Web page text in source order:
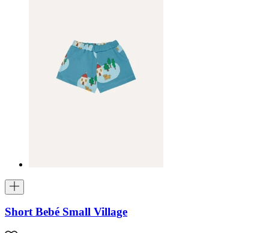
Short Bebé Small Village